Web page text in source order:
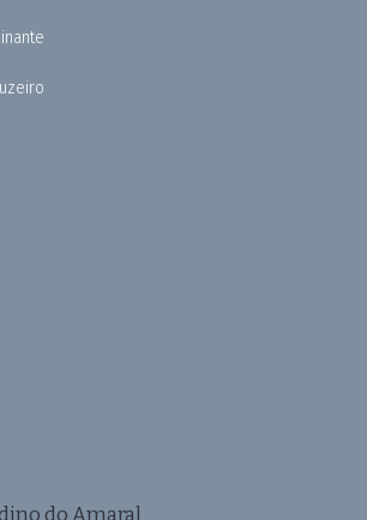
do Amaral